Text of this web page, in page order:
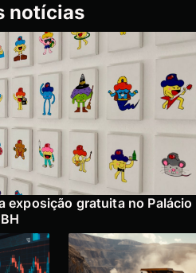
notícias
exposição gratuita no Palácio